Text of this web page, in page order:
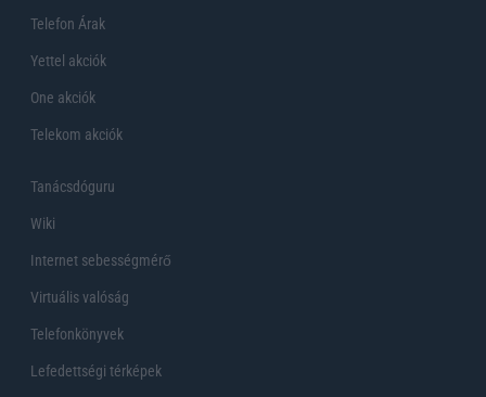
Telefon Árak
Yettel akciók
One akciók
Telekom akciók
Tanácsdóguru
Wiki
Internet sebességmérő
Virtuális valóság
Telefonkönyvek
Lefedettségi térképek